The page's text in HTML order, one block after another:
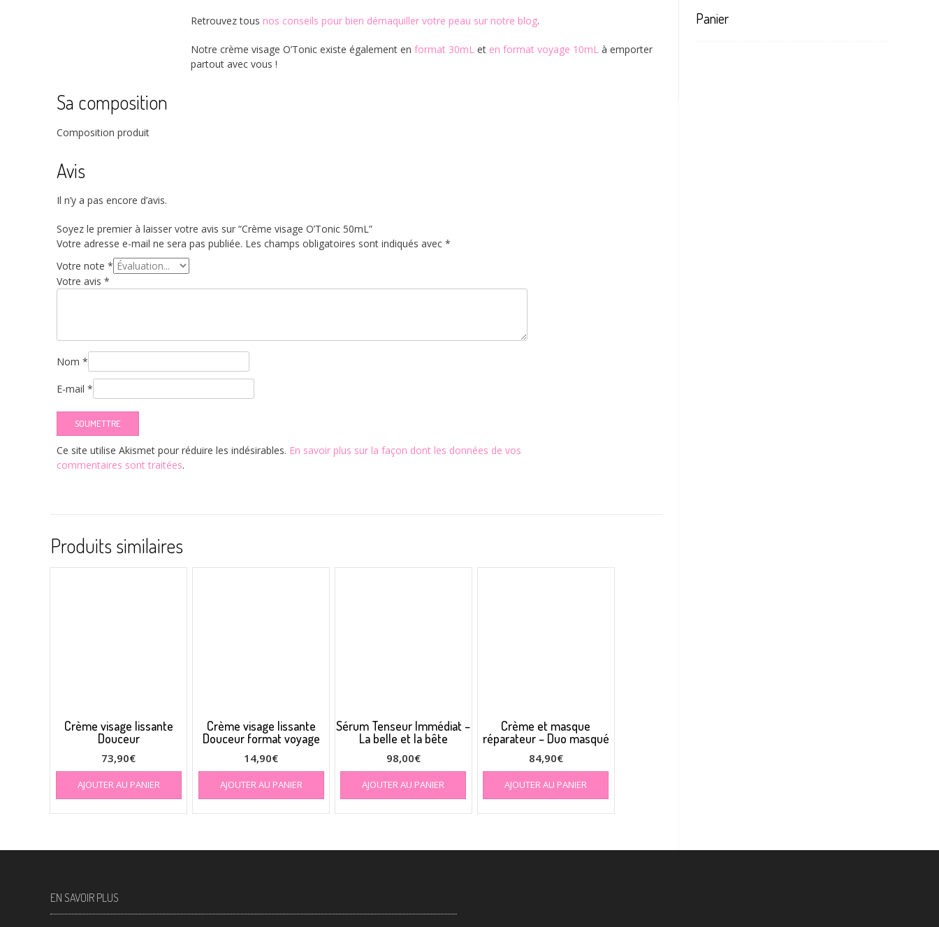
Retrouvez tous nos conseils pour bien démaquiller votre peau sur notre blog.
Notre crème visage O’Tonic existe également enformat 30mL et en format voyage 10mL à emporter
partout avec vous !
Sa composition
Composition produit
Avis
Il n’y a pas encore d’avis.
Soyez le premier à laisser votre avis sur “Crème visage O’Tonic 50mL”
Votre adresse e-mail ne sera pas publiée. Les champs obligatoires sont indiqués avec *
Votre note *
Votre avis *
Nom *
E-mail *
Ce site utilise Akismet pour réduire les indésirables. En savoir plus sur la façon dont les données de vos
commentaires sont traitées.
Produits similaires
Crème visage lissante
Douceur
73,90€
AJOUTER AU PANIER
Crème visage lissante
Douceur format voyage
14,90€
AJOUTER AU PANIER
Sérum Tenseur Immédiat –
La belle et la bête
98,00€
AJOUTER AU PANIER
Crème et masque
réparateur – Duo masqué
84,90€
AJOUTER AU PANIER
Panier
EN SAVOIR PLUS